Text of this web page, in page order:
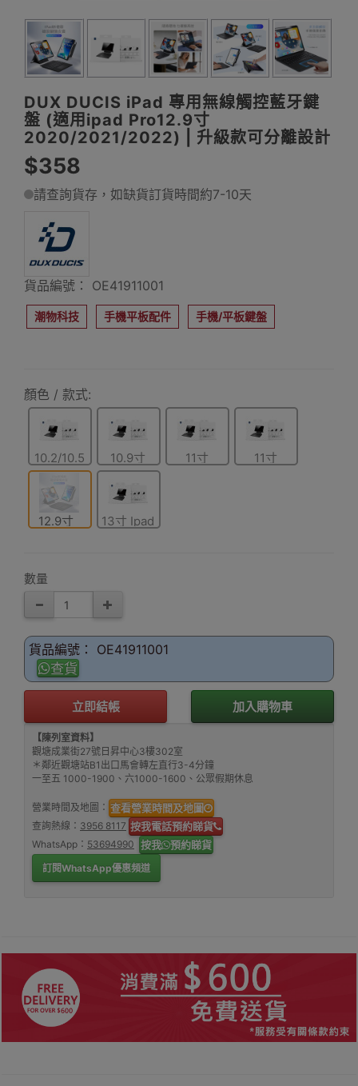
DUX DUCIS iPad 專用無線觸控藍牙鍵
盤 (適用ipad Pro12.9寸
2020/2021/2022) | 升級款可分離設計
$358
請查詢貨存，如缺貨訂貨時間約7-10天
貨品編號： OE41911001
潮物科技 手機平板配件 手機/平板鍵盤
顏色 / 款式:
10.2/10.5
寸
10.9寸 11寸
11寸
12.9寸
13寸 Ipad
數量
貨品編號： OE41911001
查貨
立即結帳 加入購物車
【陳列室資料】
觀塘成業街27號日昇中心3樓302室
＊鄰近觀塘站B1出口馬會轉左直行3-4分鐘
一至五 1000-1900、六1000-1600、公眾假期休息
營業時間及地圖： 查看營業時間及地圖
查詢熱線： 3956 8117 按我電話預約睇貨
WhatsApp： 53694990 按我 預約睇貨
訂閱WhatsApp優惠頻道